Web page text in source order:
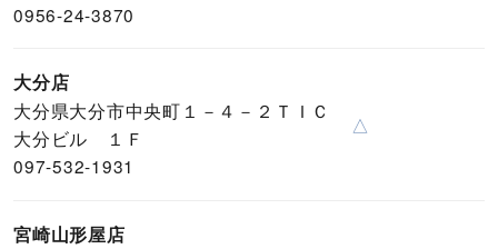
0956-24-3870
大分店
大分県大分市中央町１－４－２ＴＩＣ
大分ビル １Ｆ
097-532-1931
△
宮崎山形屋店